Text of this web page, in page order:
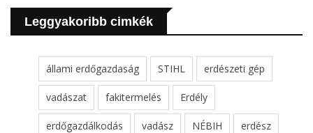
Leggyakoribb cimkék
állami erdőgazdaság STIHL erdészeti gép
vadászat fakitermelés Erdély
erdőgazdálkodás vadász NÉBIH erdész